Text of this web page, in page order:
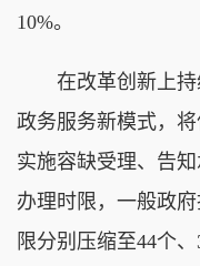
10%。
在改革创新上持
政务服务新模式，
实施容缺受理、告
办理时限，一般政
限分别压缩至44个